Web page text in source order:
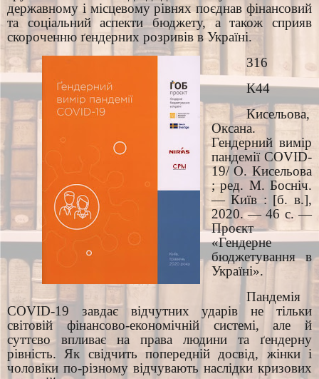
державному і місцевому рівнях поєднав фінансовий
та соціальний аспекти бюджету, а також сприяв
скороченню ґендерних розривів в Україні.
316
К44
Кисельова,
Оксана.
Гендерний вимір
пандемії COVID-
19/ О. Кисельова
; ред. М. Босніч.
— Київ : [б. в.],
2020. — 46 с. —
Проєкт
«Гендерне
бюджетування в
Україні».
Пандемія
COVID-19 завдає відчутних ударів не тільки
світовій фінансово-економічній системі, але й
суттєво впливає на права людини та ґендерну
рівність. Як свідчить попередній досвід, жінки і
чоловіки по-різному відчувають наслідки кризових